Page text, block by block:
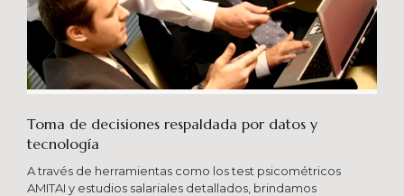
Toma de decisiones respaldada por datos y
tecnología​
A través de herramientas como los test psicométricos
AMITAI y estudios salariales detallados, brindamos